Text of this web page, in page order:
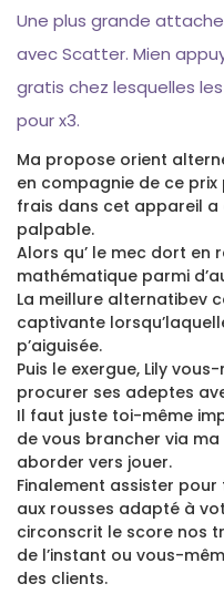
Une plus grande
avec Scatter. Mien
gratis chez lesquelles
pour x3.
Ma propose orient
en compagnie de ce
frais dans cet appareil a
palpable.
Alors qu’ le mec dort en
mathématique parmi
La meillure alternatibev
captivante
p’aiguisée.
Puis le exergue, Lily
procurer ses adeptes
Il faut juste toi-même
de vous brancher via
aborder vers jouer.
Finalement assister
aux rousses adapté à
circonscrit le score nos
de l’instant ou vous-
des clients.